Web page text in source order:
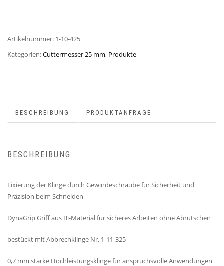
Artikelnummer: 1-10-425
Kategorien:Cuttermesser 25 mm, Produkte
BESCHREIBUNG PRODUKTANFRAGE
BESCHREIBUNG
Fixierung der Klinge durch Gewindeschraube für Sicherheit und
Präzision beim Schneiden
DynaGrip Griff aus Bi-Material für sicheres Arbeiten ohne Abrutschen
bestückt mit Abbrechklinge Nr. 1-11-325
0,7 mm starke Hochleistungsklinge für anspruchsvolle Anwendungen